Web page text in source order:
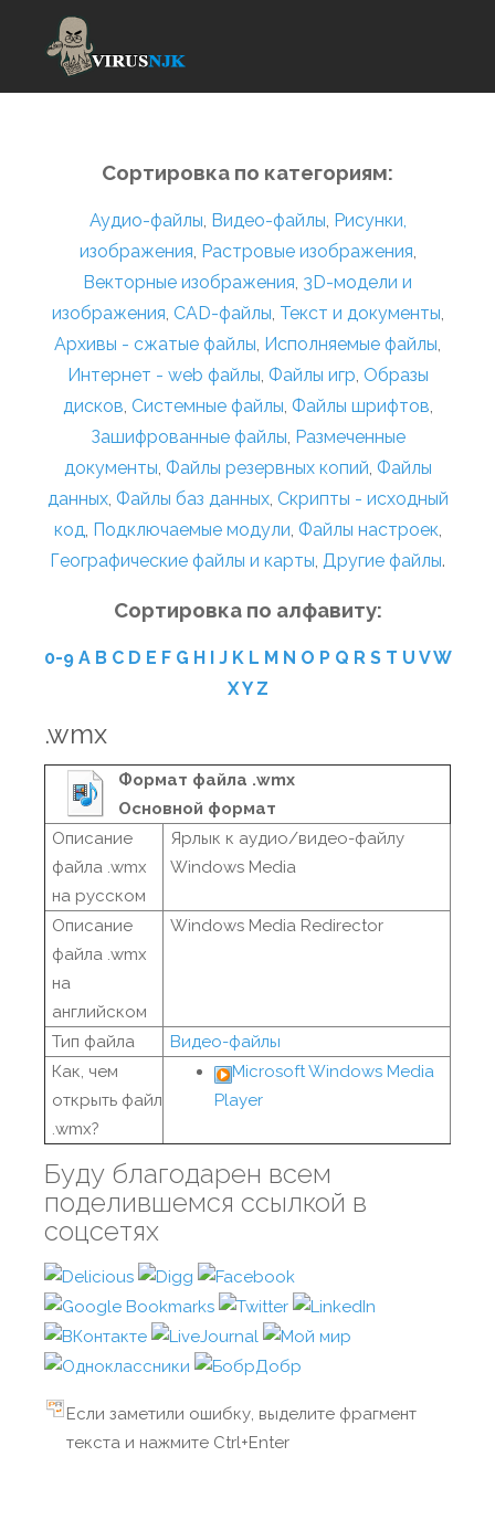
Сортировка по категориям:
Аудио-файлы, Видео-файлы, Рисунки,
изображения, Растровые изображения,
Векторные изображения, 3D-модели и
изображения, CAD-файлы, Текст и документы,
Архивы - сжатые файлы, Исполняемые файлы,
Интернет - web файлы, Файлы игр, Образы
дисков, Системные файлы, Файлы шрифтов,
Зашифрованные файлы, Размеченные
документы, Файлы резервных копий, Файлы
данных, Файлы баз данных, Скрипты - исходный
код, Подключаемые модули, Файлы настроек,
Географические файлы и карты, Другие файлы.
Сортировка по алфавиту:
0-9 A B C D E F G H I J K L M N O P Q R S T U VW
XY Z
.wmx
Формат файла .wmx
Основной формат
Описание
файла .wmx
на русском
Ярлык к аудио/видео-файлу
Windows Media
Описание
файла .wmx
на
английском
Windows Media Redirector
Тип файла
Видео-файлы
Как, чем
открыть файл
.wmx?
Microsoft Windows Media
Player
Буду благодарен всем
поделившемся ссылкой в
соцсетях
Если заметили ошибку, выделите фрагмент
текста и нажмите Ctrl+Enter